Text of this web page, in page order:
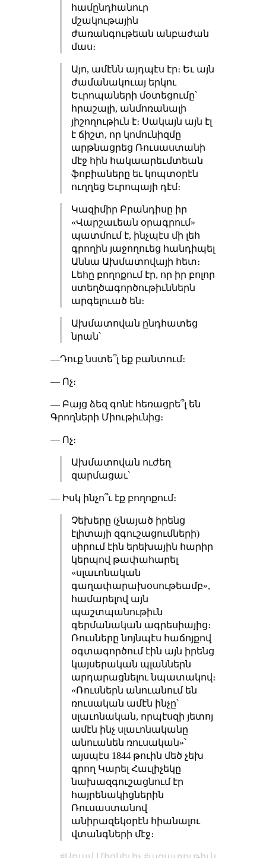
համընդհանուր
մշակութային
ժառանգութեան անբաժան
մաս։
Այո, ամէնն այդպէս էր։ Եւ այն
ժամանակուայ երկու
Եւրոպաների մօտեցումը՝
հրաշալի, անմոռանալի
յիշողութիւն է։ Սակայն այն էլ
է ճիշտ, որ կոմունիզմը
արթնացրեց Ռուսաստանի
մէջ հին հակաարեւմտեան
ֆոբիաները եւ կոպտօրէն
ուղղեց Եւրոպայի դէմ։
Կազիմիր Բրանդիսը իր
«Վարշաւեան օրագրում»
պատմում է, ինչպէս մի լեհ
գրողին յաջողուեց հանդիպել
Աննա Ախմատովայի հետ։
Լեհը բողոքում էր, որ իր բոլոր
ստեղծագործութիւններն
արգելուած են։
Ախմատովան ընդհատեց
նրան՝
—Դուք նստե՞լ եք բանտում։
— Ոչ։
— Բայց ձեզ գոնէ հեռացրե՞լ են
Գրողների Միութիւնից։
— Ոչ։
Ախմատովան ուժեղ
զարմացաւ՝
— Իսկ ինչո՞ւ էք բողոքում։
Չեխերը (չնայած իրենց
էլիտայի զգուշացումների)
սիրում էին երեխային հարիր
կերպով թափահարել
«սլաւոնական
գաղափարախօսութեամբ»,
համարելով այն
պաշտպանութիւն
գերմանական ագրեսիայից։
Ռուսները նոյնպէս հաճոյքով
օգտագործում էին այն իրենց
կայսերական պլաններն
արդարացնելու նպատակով։
«Ռուսներն անուանում են
ռուսական ամէն ինչը՝
սլաւոնական, որպէսզի յետոյ
ամէն ինչ սլաւոնականը
անուանեն ռուսական»՝
այսպէս 1844 թուին մեծ չեխ
գրող Կարել Հաւլիչեկը
նախազգուշացնում էր
հայրենակիցներին
Ռուսաստանով
անիրազեկօրէն հիանալու
վտանգների մէջ։